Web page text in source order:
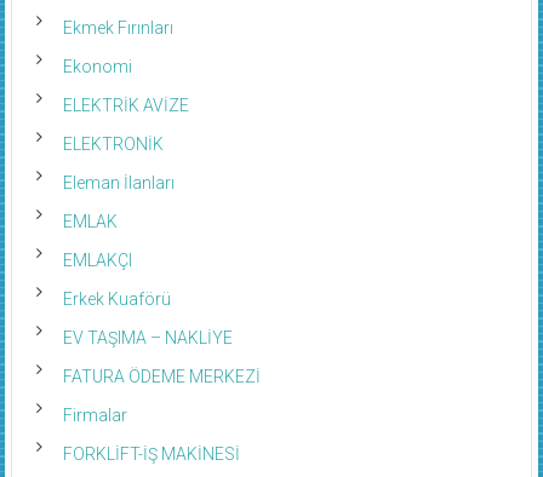
Ekmek Fırınları
Ekonomi
ELEKTRİK AVİZE
ELEKTRONİK
Eleman İlanları
EMLAK
EMLAKÇI
Erkek Kuaförü
EV TAŞIMA – NAKLİYE
FATURA ÖDEME MERKEZİ
Firmalar
FORKLİFT-İŞ MAKİNESİ